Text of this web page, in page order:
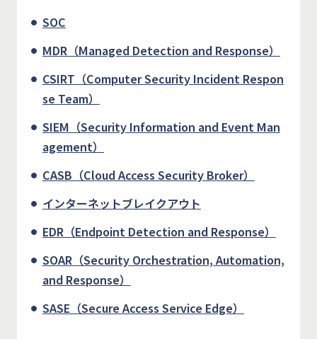
SOC
MDR（Managed Detection and Response）
CSIRT（Computer Security Incident Respon
se Team）
SIEM（Security Information and Event Man
agement）
CASB（Cloud Access Security Broker）
インターネットブレイクアウト
EDR（Endpoint Detection and Response）
SOAR（Security Orchestration, Automation,
and Response）
SASE（Secure Access Service Edge）